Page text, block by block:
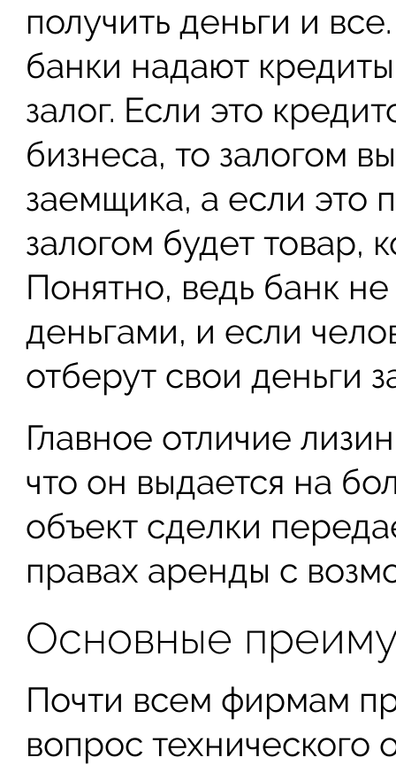
получить деньги и
банки надают
залог. Если это
бизнеса, то залогом
заемщика, а если это
залогом будет товар,
Понятно, ведь банк
деньгами, и если
отберут свои деньги
Главное отличие
что он выдается на
объект сделки
правах аренды с
Основные
Почти всем фирмам
вопрос технического